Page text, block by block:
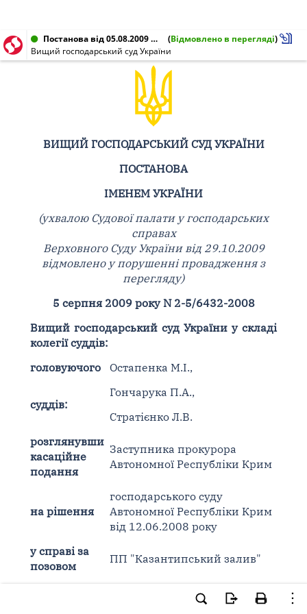
Постанова від 05.08.2009 № 2-5/6432-2008 (Відмовлено в перегляді)
Вищий господарський суд України
ВИЩИЙ ГОСПОДАРСЬКИЙ СУД УКРАЇНИ
ПОСТАНОВА
ІМЕНЕМ УКРАЇНИ
(ухвалою Судової палати у господарських
справах
Верховного Суду України від 29.10.2009
відмовлено у порушенні провадження з
перегляду)
5 серпня 2009 року N 2-5/6432-2008
Вищий господарський суд України у складі
колегії суддів:
головуючого
Остапенка М.І.,
суддів:
Гончарука П.А.,
Стратієнко Л.В.
розглянувши
касаційне
подання
Заступника прокурора
Автономної Республіки Крим
на рішення
господарського суду
Автономної Республіки Крим
від 12.06.2008 року
у справі за
позовом
ПП "Казантипський залив"
Виробничо-торгівельного
підприємства "Юліана"